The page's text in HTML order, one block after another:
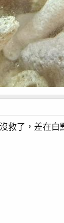
救了，差在